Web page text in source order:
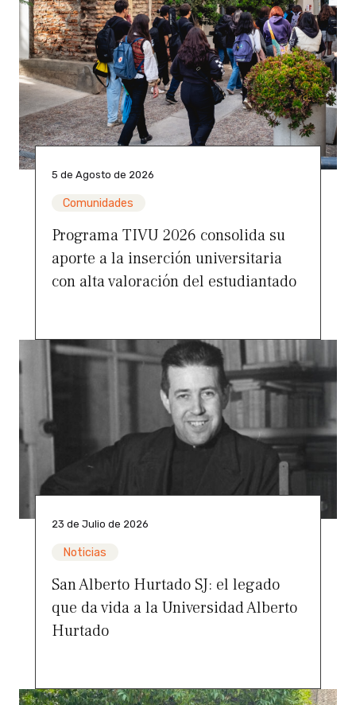
5 de Agosto de 2026
Comunidades
Programa TIVU 2026 consolida su
aporte a la inserción universitaria
con alta valoración del estudiantado
23 de Julio de 2026
Noticias
San Alberto Hurtado SJ: el legado
que da vida a la Universidad Alberto
Hurtado